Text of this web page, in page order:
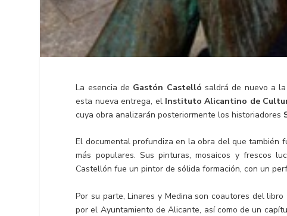
La esencia de Gastón Castelló saldrá de nuevo a
esta nueva entrega, el Instituto Alicantino de
cuya obra analizarán posteriormente los historiadores
El documental profundiza en la obra del que también
más populares. Sus pinturas, mosaicos y frescos
Castellón fue un pintor de sólida formación, con un
Por su parte, Linares y Medina son coautores del
por el Ayuntamiento de Alicante, así como de un